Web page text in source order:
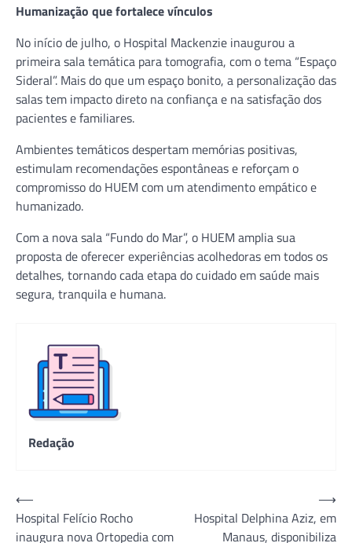
Humanização que fortalece vínculos
No início de julho, o Hospital Mackenzie inaugurou a
primeira sala temática para tomografia, com o tema “Espaço
Sideral”. Mais do que um espaço bonito, a personalização das
salas tem impacto direto na confiança e na satisfação dos
pacientes e familiares.
Ambientes temáticos despertam memórias positivas,
estimulam recomendações espontâneas e reforçam o
compromisso do HUEM com um atendimento empático e
humanizado.
Com a nova sala “Fundo do Mar”, o HUEM amplia sua
proposta de oferecer experiências acolhedoras em todos os
detalhes, tornando cada etapa do cuidado em saúde mais
segura, tranquila e humana.
Redação
Navegação
de
⟵
Hospital Felício Rocho
inaugura nova Ortopedia com
Hospital Delphina Aziz, em
Manaus, disponibiliza
⟶